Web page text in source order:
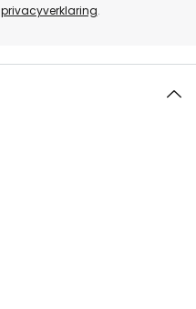
privacyverklaring.